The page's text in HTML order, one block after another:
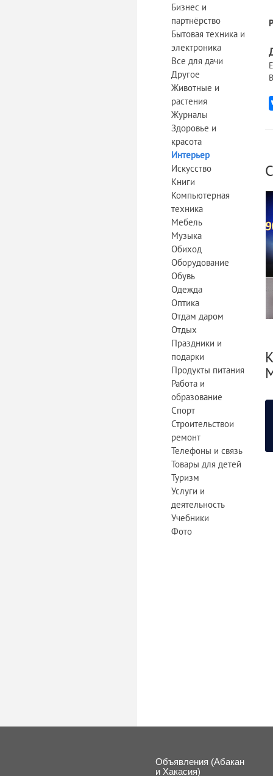
Бизнес и
партнёрство
Бытовая техника и
электроника
Все для дачи
Другое
Животные и
растения
Журналы
Здоровье и
красота
Интерьер
Искусство
Книги
Компьютерная
техника
Мебель
Музыка
Обиход
Оборудование
Обувь
Одежда
Оптика
Отдам даром
Отдых
Праздники и
подарки
Продукты питания
Работа и
образование
Спорт
Строительствои
ремонт
Телефоны и связь
Товары для детей
Туризм
Услуги и
деятельность
Учебники
Фото
Объявления (Абакан
и Хакасия)